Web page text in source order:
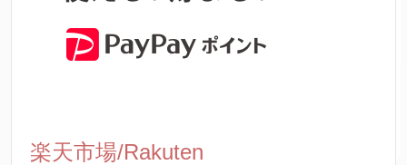
楽天市場/Rakuten